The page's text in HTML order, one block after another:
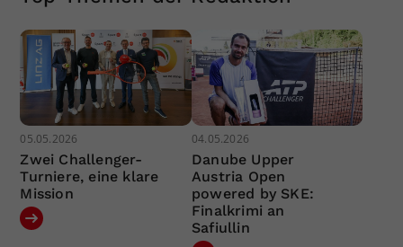
05.05.2026
Zwei Challenger-
Turniere, eine klare
Mission
04.05.2026
Danube Upper
Austria Open
powered by SKE:
Finalkrimi an
Safiullin